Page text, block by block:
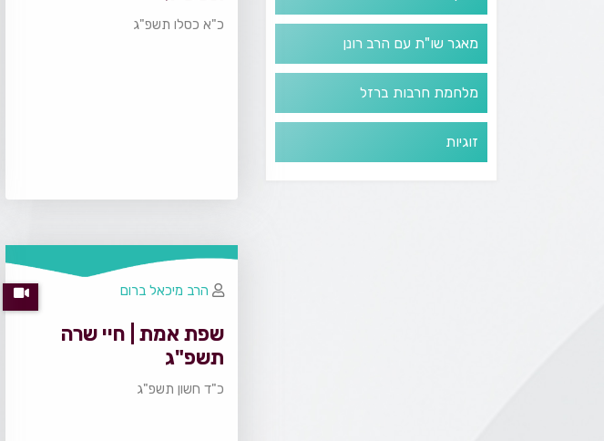
מאגר שו"ת עם הרב רונן
מלחמת חרבות ברזל
זוגיות
כ"א כסלו תשפ"ג
שפת אמת | חיי שרה
תשפ"ג
כ"ד חשון תשפ"ג
הרב מיכאל ברום